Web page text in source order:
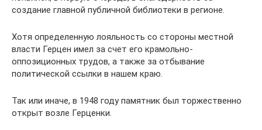
создание главной публичной библиотеки в регионе.
Хотя определенную лояльность со стороны местной
власти Герцен имел за счет его крамольно-
оппозиционных трудов, а также за отбывание
политической ссылки в нашем краю.
Так или иначе, в 1948 году памятник был торжественно
открыт возле Герценки.